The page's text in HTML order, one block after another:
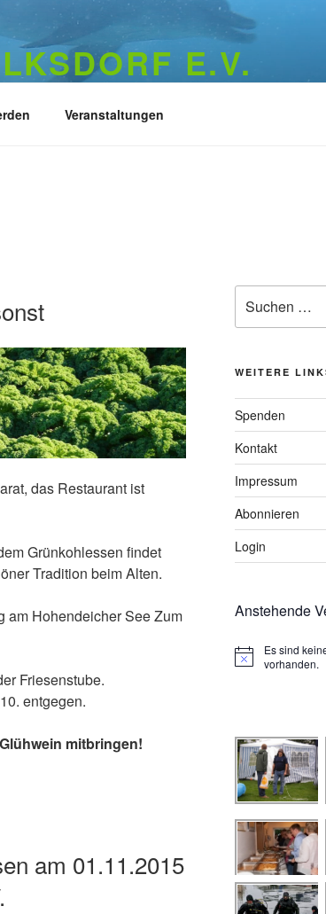
E.V.
Veranstaltungen
das Restaurant ist
Grünkohlessen findet
Tradition beim Alten.
am Hohendeicher See Zum
Friesenstube.
entgegen.
mitbringen!
am 01.11.2015
nach:
WEITERE
Spenden
Kontakt
Impressum
Abonnieren
Login
Anstehende
H
s
Es sind
vorhanden.